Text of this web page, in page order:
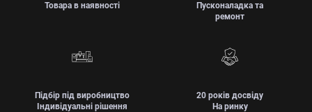
Товара в наявності
Пусконаладка та
ремонт
Підбір під виробництво
Індивідуальні рішення
20 років досвіду
На ринку